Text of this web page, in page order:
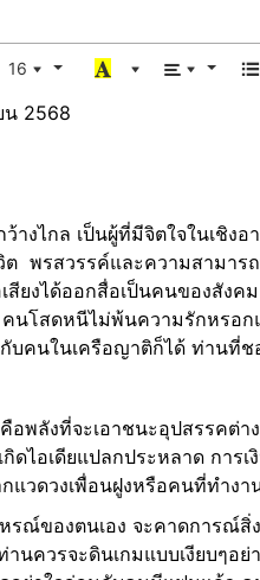
16
น 2568
างไกล เป็นผู้ที่มีจิตใจในเชิ
พรสวรรค์และความสามาร
ยงได้ออกสื่อเป็นคนของสัง
นโสดหนีไม่พ้นความรักหรอ
บคนในเครือญาติก็ได้ ท่าน
พลังที่จะเอาชนะอุปสรรคต่
ดไอเดียแปลกประหลาด การ
แวดวงเพื่อนฝูงหรือคนที่ทำง
รณ์ของตนเอง จะคาดการณ์
านควรจะดินเกมแบบเงียบๆ